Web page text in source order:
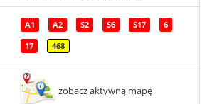
A1 A2 S2 S6 S17 6
17 468
zobacz aktywną mapę